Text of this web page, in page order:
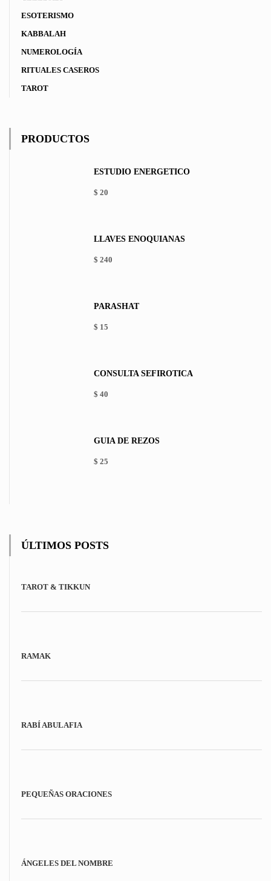
ESOTERISMO
KABBALAH
NUMEROLOGÍA
RITUALES CASEROS
TAROT
PRODUCTOS
ESTUDIO ENERGÉTICO
$ 20
LLAVES ENOQUIANAS
$ 240
PARASHAT
$ 15
multiple
The
be
on
CONSULTA SEFIRÓTICA
$ 40
GUÍA DE REZOS
$ 25
ÚLTIMOS POSTS
TAROT & TIKKUN
RAMAK
RABÍ ABULAFIA
PEQUEÑAS ORACIONES
ÁNGELES DEL NOMBRE